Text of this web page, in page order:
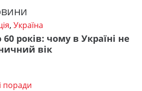
, Україна
60 років: чому в Україні не
вік
поради